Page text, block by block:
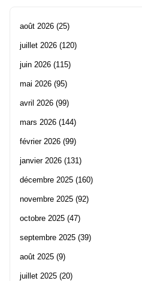
août 2026 (25)
juillet 2026 (120)
juin 2026 (115)
mai 2026 (95)
avril 2026 (99)
mars 2026 (144)
février 2026 (99)
janvier 2026 (131)
décembre 2025 (160)
novembre 2025 (92)
octobre 2025 (47)
septembre 2025 (39)
août 2025 (9)
juillet 2025 (20)